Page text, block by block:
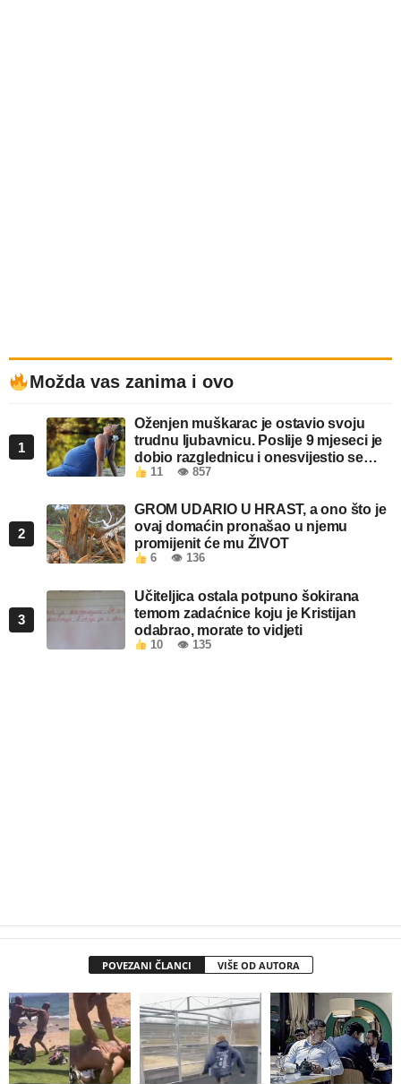
Možda vas zanima i ovo
1
Oženjen muškarac je ostavio svoju
trudnu ljubavnicu. Poslije 9 mjeseci je
dobio razglednicu i onesvijestio se
kada je pročitao šta piše!
11 👁 857
2
GROM UDARIO U HRAST, a ono što je
ovaj domaćin pronašao u njemu
promijenit će mu ŽIVOT
6 👁 136
3
Učiteljica ostala potpuno šokirana
temom zadaćnice koju je Kristijan
odabrao, morate to vidjeti
10 👁 135
POVEZANI ČLANCI VIŠE OD AUTORA